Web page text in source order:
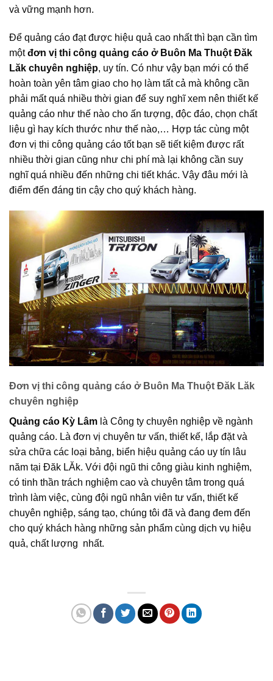
và vững mạnh hơn.
Để quảng cáo đạt được hiệu quả cao nhất thì bạn cần tìm
mộtđơn vị thi công quảng cáo ở Buôn Ma Thuột Đăk
Lăk chuyên nghiệp, uy tín. Có như vậy bạn mới có thể
hoàn toàn yên tâm giao cho họ làm tất cả mà không cần
phải mất quá nhiều thời gian để suy nghĩ xem nên thiết kế
quảng cáo như thế nào cho ấn tượng, độc đáo, chọn chất
liệu gì hay kích thước như thế nào,… Hợp tác cùng một
đơn vị thi công quảng cáo tốt bạn sẽ tiết kiệm được rất
nhiều thời gian cũng như chi phí mà lại không cần suy
nghĩ quá nhiều đến những chi tiết khác. Vậy đâu mới là
điểm đến đáng tin cậy cho quý khách hàng.
Đơn vị thi công quảng cáo ở Buôn Ma Thuột Đăk Lăk
chuyên nghiệp
Quảng cáo Kỳ Lâm là Công ty chuyên nghiệp về ngành
quảng cáo. Là đơn vị chuyên tư vấn, thiết kế, lắp đặt và
sửa chữa các loại bảng, biển hiệu quảng cáo uy tín lâu
năm tại Đăk LĂk. Với đội ngũ thi công giàu kinh nghiệm,
có tinh thần trách nghiệm cao và chuyên tâm trong quá
trình làm việc, cùng đội ngũ nhân viên tư vấn, thiết kế
chuyên nghiệp, sáng tạo, chúng tôi đã và đang đem đến
cho quý khách hàng những sản phẩm cùng dịch vụ hiệu
quả, chất lượng nhất.